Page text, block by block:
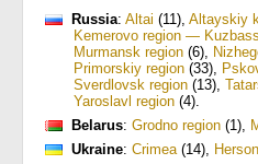
Russia: Altai (11), Altayskiy
Kemerovo region — Kuzbass
Murmansk region (6),
Primorskiy region (33),
Sverdlovsk region (13),
Yaroslavl region (4).
Belarus: Grodno region (1),
Ukraine: Crimea(14),